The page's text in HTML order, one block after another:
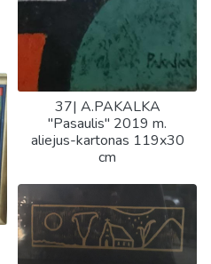
37| A.PAKALKA
"Pasaulis" 2019 m.
aliejus-kartonas 119x30
cm